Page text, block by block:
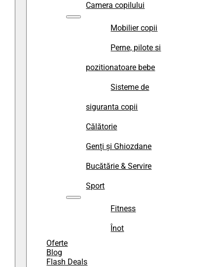
Camera copilului
Mobilier copii
Perne, pilote si
pozitionatoare bebe
Sisteme de
siguranta copii
Călătorie
Genți și Ghiozdane
Bucătărie & Servire
Sport
Fitness
Înot
Oferte
Blog
Flash Deals